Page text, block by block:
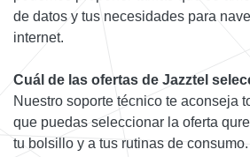
de datos y tus necesidades para
internet.
Cuál de las ofertas de Jazztel
Nuestro soporte técnico te aconseja
que puedas seleccionar la oferta
tu bolsillo y a tus rutinas de